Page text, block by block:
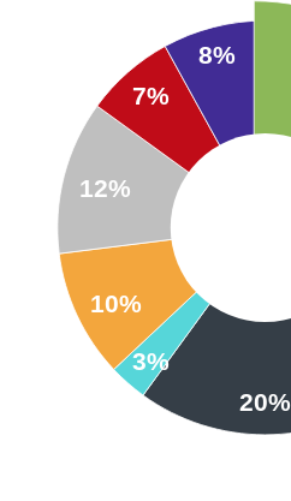
20%
8%
3%
10%
12%
7%